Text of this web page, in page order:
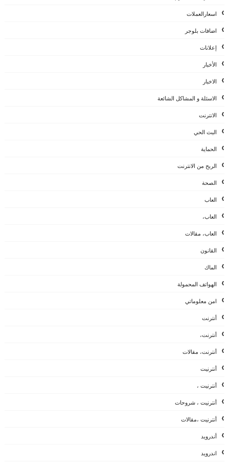
اسعارالعملات
اضافات بلوجر
إعلانات
الأخبار
الاخبار
الاسئلة و المشاكل الشائعة
الانترنت
البث الحي
الحماية
الربح من الانترنت
الصحة
العاب
العاب،
العاب، مقالات
القانون
الماك
الهواتف المحمولة
امن معلوماتي
أنترنت
أنترنت،
أنترنت، مقالات
أنترنيت
أنترنيت ،
أنترنيت ، شروحات
أنترنيت ،مقالات
أندرويد
اندرويد